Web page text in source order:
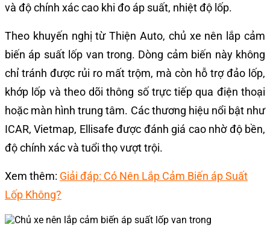
và độ chính xác cao khi đo áp suất, nhiệt độ lốp.
Theo khuyến nghị từ Thiện Auto, chủ xe nên lắp cảm
biến áp suất lốp van trong. Dòng cảm biến này không
chỉ tránh được rủi ro mất trộm, mà còn hỗ trợ đảo lốp,
khớp lốp và theo dõi thông số trực tiếp qua điện thoại
hoặc màn hình trung tâm. Các thương hiệu nổi bật như
ICAR, Vietmap, Ellisafe được đánh giá cao nhờ độ bền,
độ chính xác và tuổi thọ vượt trội.
Xem thêm: Giải đáp: Có Nên Lắp Cảm Biến áp Suất
Lốp Không?